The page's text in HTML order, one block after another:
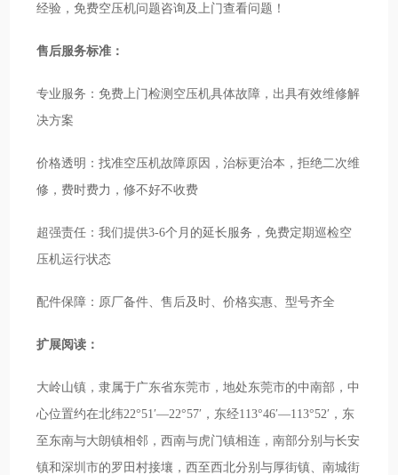
经验，免费空压机问题咨询及上门查看问题！
售后服务标准：
专业服务：免费上门检测空压机具体故障，出具有效维修解
决方案
价格透明：找准空压机故障原因，治标更治本，拒绝二次维
修，费时费力，修不好不收费
超强责任：我们提供3-6个月的延长服务，免费定期巡检空
压机运行状态
配件保障：原厂备件、售后及时、价格实惠、型号齐全
扩展阅读：
大岭山镇，隶属于广东省东莞市，地处东莞市的中南部，中
心位置约在北纬22°51′—22°57′，东经113°46′—113°52′，东
至东南与大朗镇相邻，西南与虎门镇相连，南部分别与长安
镇和深圳市的罗田村接壤，西至西北分别与厚街镇、南城街